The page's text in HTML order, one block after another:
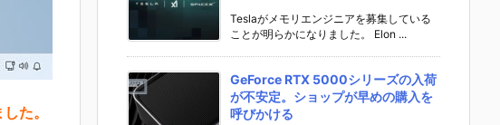
た。
Teslaがメモリエンジニアを募集している
ことが明らかになりました。 Elon ...
GeForce RTX 5000シリーズの入荷
が不安定。ショップが早めの購入を
呼びかける